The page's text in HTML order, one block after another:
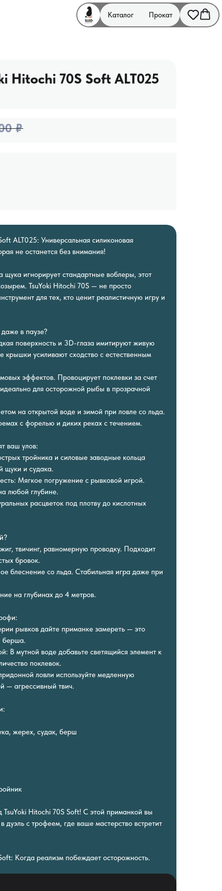
Каталог Прокат
Hitochi 70S Soft ALT025
₽
ALT025: Универсальная силиконовая
не останется без внимания!
щука игнорирует стандартные воблеры, этот
TsuYoki Hitochi 70S — не просто
для тех, кто ценит реалистичную игру и
в паузе?
поверхность и 3D-глаза имитируют живую
усиливают сходство с естественным
эффектов. Провоцирует поклевки за счет
для осторожной рыбы в прозрачной
на открытой воде и зимой при ловле со льда.
с форелью и диких реках с течением.
ваш улов:
тройника и силовые заводные кольца
щуки и судака.
Мягкое погружение с рывковой игрой.
любой глубине.
расцветок под плотву до кислотных
твичинг, равномерную проводку. Подходит
бровок.
блеснение со льда. Стабильная игра даже при
на глубинах до 4 метров.
рывков дайте приманке замереть — это
берша.
В мутной воде добавьте светящийся элемент к
поклевок.
ловли используйте медленную
— агрессивный твич.
жерех, судак, берш
TsuYoki Hitochi 70S Soft! С этой приманкой вы
дуэль с трофеем, где ваше мастерство встретит
Когда реализм побеждает осторожность.